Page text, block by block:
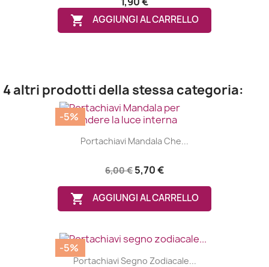
 AGGIUNGI AL CARRELLO
4 altri prodotti della stessa categoria:
Portachiavi Mandala Che...
6,00 € 5,70 €
 AGGIUNGI AL CARRELLO
-5%
Portachiavi Segno Zodiacale...
-5%